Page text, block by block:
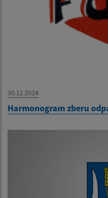
30.12.2024
Harmonogram zberu